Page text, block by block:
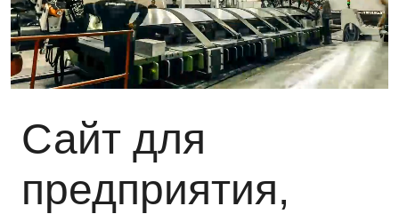
Сайт для
предприятия,